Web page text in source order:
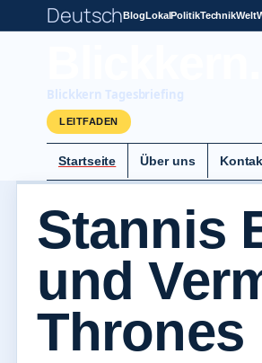
DeutschBlogLokalPolitikTechnikWelt
Blickkern Tagesbriefing
LEITFADEN
Startseite Über uns
Stannis
und
Thrones